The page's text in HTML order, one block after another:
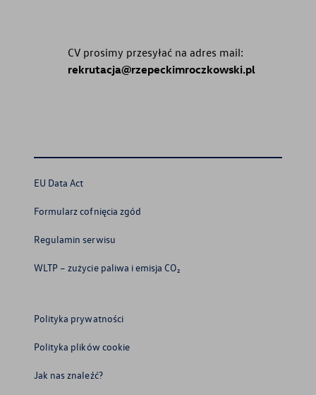
Pojazdy z gwarancją
CV prosimy przesyłać na adres mail:
rekrutacja@rzepeckimroczkowski.pl
EU Data Act
Formularz cofnięcia zgód
Regulamin serwisu
WLTP – zużycie paliwa i emisja CO₂
Polityka prywatności
Polityka plików cookie
Jak nas znaleźć?